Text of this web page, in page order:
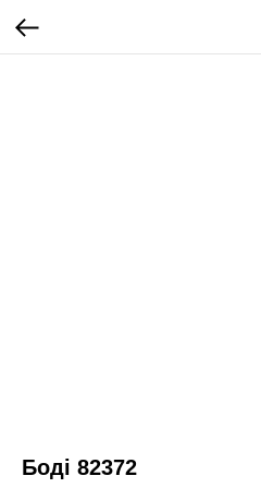
Боді 82372